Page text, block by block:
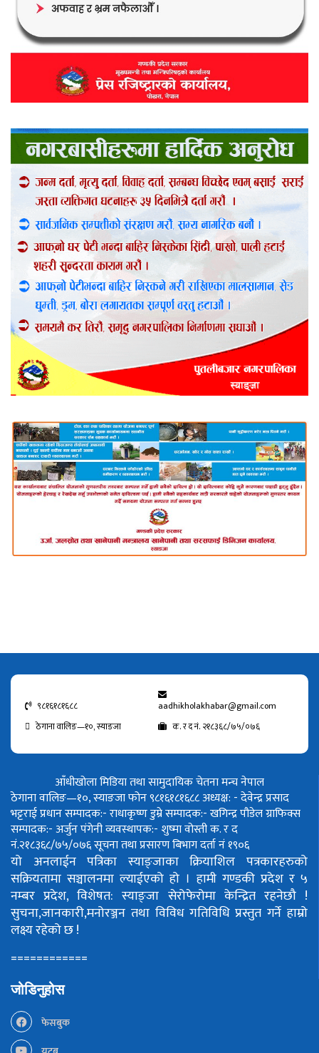
९८१६१८१६८८
aadhikholakhabar@gmail.com
ठेगाना वालिङ—१०, स्याङजा
क. र द नं. २१८३६८/७५/०७६
आँधीखोला मिडिया तथा सामुदायिक चेतना मन्च नेपाल
ठेगाना वालिङ—१०, स्याङजा फोन ९८१६१८१६८८अध्यक्ष: - देवेन्द्र प्रसाद
भट्टराईप्रधान सम्पादक:- राधाकृष्ण डुम्रेसम्पादक:- खगिन्द्र पौडेलग्राफिक्स
सम्पादक:- अर्जुन पंगेनीव्यवस्थापक:- शुष्मा वोस्तीक. र द
नं.२१८३६८/७५/०७६सूचना तथा प्रसारण बिभाग दर्ता नं १९०६
यो अनलाईन पत्रिका स्याङ्जाका क्रियाशिल पत्रकारहरुको
सक्रियतामा सञ्चालनमा ल्याईएको हो । हामी गण्डकी प्रदेश र ५
नम्बर प्रदेश, विशेषत: स्याङ्जा सेरोफेरोमा केन्द्रित रहनेछौ !
सुचना,जानकारी,मनोरञ्जन तथा विविध गतिविधि प्रस्तुत गर्ने हाम्रो
लक्ष्य रहेको छ !
============
जोडिनुहोस
फेसबुक